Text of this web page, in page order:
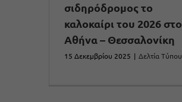
σιδηρόδρομος το
καλοκαίρι του 2026 στο
Αθήνα – Θεσσαλονίκη
15 Δεκεμβρίου 2025 | Δελτία Τύπου